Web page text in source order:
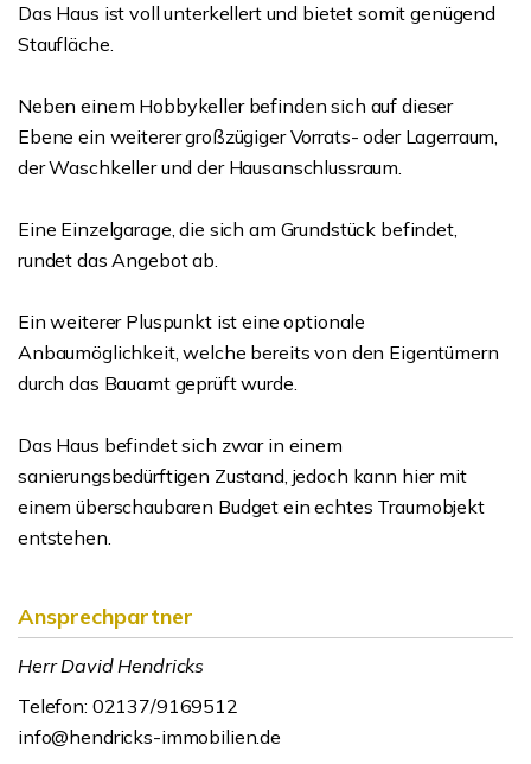
Das Haus ist voll unterkellert und bietet somit genügend
Staufläche.
Neben einem Hobbykeller befinden sich auf dieser
Ebene ein weiterer großzügiger Vorrats- oder Lagerraum,
der Waschkeller und der Hausanschlussraum.
Eine Einzelgarage, die sich am Grundstück befindet,
rundet das Angebot ab.
Ein weiterer Pluspunkt ist eine optionale
Anbaumöglichkeit, welche bereits von den Eigentümern
durch das Bauamt geprüft wurde.
Das Haus befindet sich zwar in einem
sanierungsbedürftigen Zustand, jedoch kann hier mit
einem überschaubaren Budget ein echtes Traumobjekt
entstehen.
Ansprechpartner
Herr David Hendricks
Telefon: 02137/9169512
info@hendricks-immobilien.de